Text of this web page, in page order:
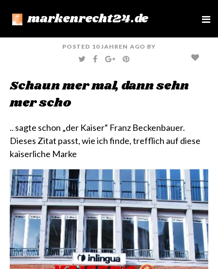
markenrecht24.de
e
POSTED 10 JAHREN AGO BY
T
W
E
F
A
O
G
O
E
P
I
R
Schaun mer mal, dann sehn
mer scho
.. sagte schon „der Kaiser“ Franz Beckenbauer.
Dieses Zitat passt, wie ich finde, trefflich auf diese
kaiserliche Marke